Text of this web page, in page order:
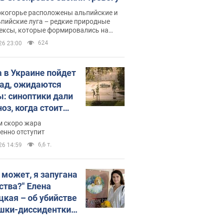
расположены альпийские и
луга – редкие природные
которые формировались на
сотен лет
23:00 624
Украине пойдет
ожидаются
синоптики дали
когда стоит
изменения
скоро жара
отступит
14:59 6,6 т.
я запугана
Елена
– об убийстве
диссидентки